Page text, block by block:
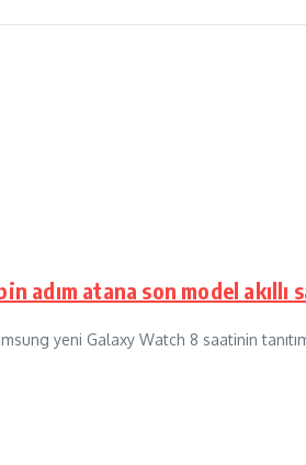
adım atana son model akıllı
yeni Galaxy Watch 8 saatinin